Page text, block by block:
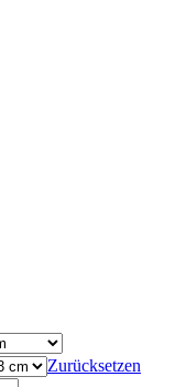
Zurücksetzen